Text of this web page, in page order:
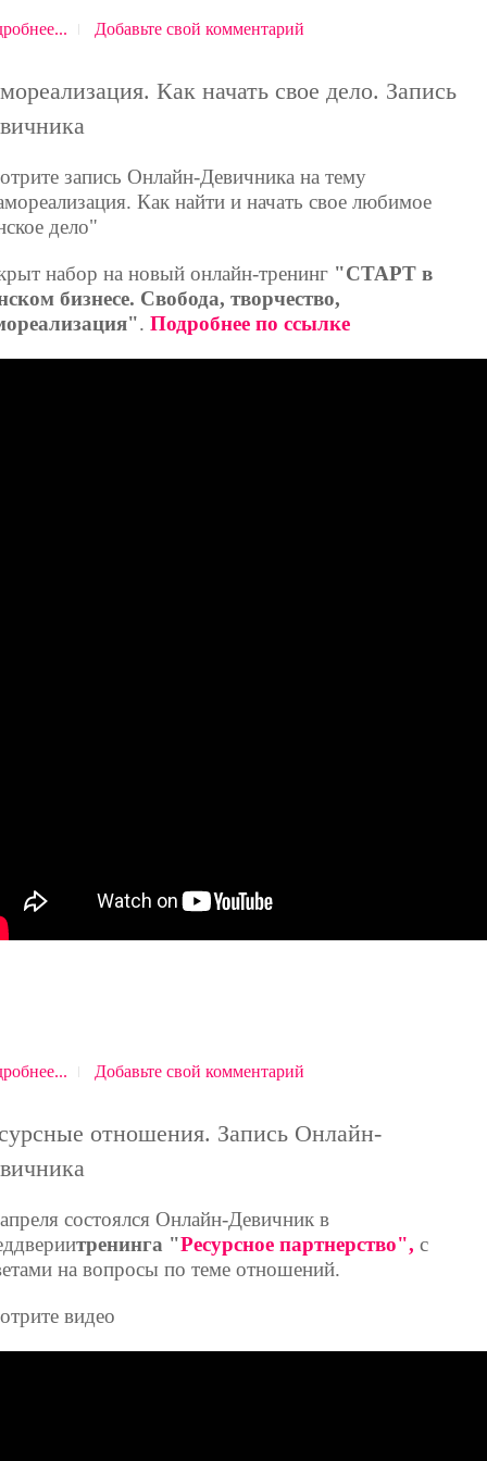
Добавьте свой комментарий
Как начать свое дело. Запись
запись Онлайн-Девичника на тему
Как найти и начать свое любимое
дело"
набор на новый онлайн-тренинг "СТАРТ в
бизнесе. Свобода, творчество,
. Подробнее по ссылке
Добавьте свой комментарий
отношения. Запись Онлайн-
состоялся Онлайн-Девичник в
тренинга "Ресурсное партнерство", с
на вопросы по теме отношений.
видео